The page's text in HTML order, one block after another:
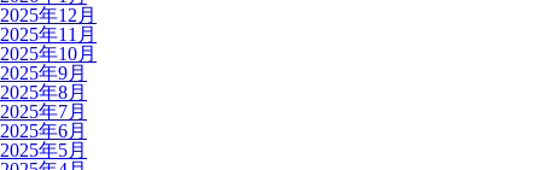
2025年12月
2025年11月
2025年10月
2025年9月
2025年8月
2025年7月
2025年6月
2025年5月